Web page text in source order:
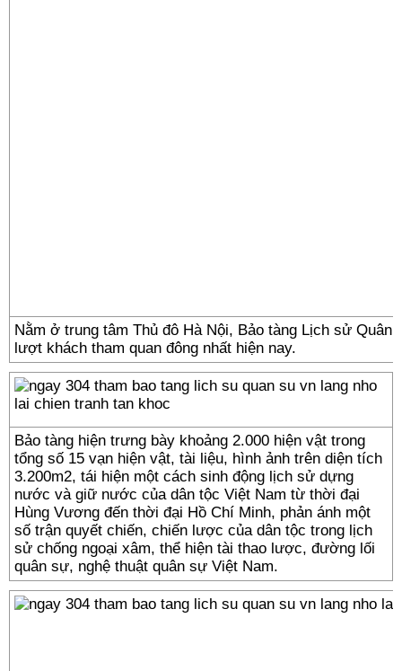
Nằm ở trung tâm Thủ đô Hà Nội, Bảo tàng Lịch sử
lượt khách tham quan đông nhất hiện nay.
Bảo tàng hiện trưng bày khoảng 2.000 hiện vật trong
tổng số 15 vạn hiện vật, tài liệu, hình ảnh trên diện tích
3.200m2, tái hiện một cách sinh động lịch sử dựng
nước và giữ nước của dân tộc Việt Nam từ thời đại
Hùng Vương đến thời đại Hồ Chí Minh, phản ánh một
số trận quyết chiến, chiến lược của dân tộc trong lịch
sử chống ngoại xâm, thể hiện tài thao lược, đường lối
quân sự, nghệ thuật quân sự Việt Nam.